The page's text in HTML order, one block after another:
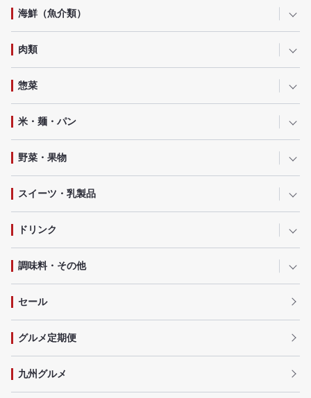
海鮮（魚介類）
肉類
惣菜
米・麺・パン
野菜・果物
スイーツ・乳製品
ドリンク
調味料・その他
セール
グルメ定期便
九州グルメ